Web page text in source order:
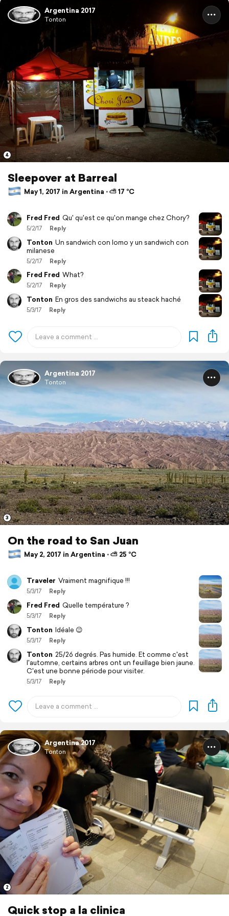
Argentina 2017
Tonton
4
Sleepover at Barreal
May 1, 2017 in Argentina ⋅ ⛅ 17 °C
Fred Fred Qu' qu'est ce qu'on mange chez Chory?
5/2/17 Reply
Tonton Un sandwich con lomo y un sandwich con
milanese
5/2/17 Reply
Fred Fred What?
5/2/17 Reply
Tonton En gros des sandwichs au steack haché
5/3/17 Reply
Argentina 2017
Tonton
3
On the road to San Juan
May 2, 2017 in Argentina ⋅ ⛅ 25 °C
Traveler Vraiment magnifique !!!
5/3/17 Reply
Fred Fred Quelle température ?
5/3/17 Reply
Tonton Idéale 😉
5/3/17 Reply
Tonton 25/26 degrés. Pas humide. Et comme c'est
l'automne, certains arbres ont un feuillage bien jaune.
C'est une bonne période pour visiter.
5/3/17 Reply
Argentina 2017
Tonton
2
Quick stop a la clinica